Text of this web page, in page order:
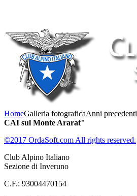
HomeGalleria fotograficaAnni precedenti
CAI sul Monte Ararat"
©2017 OrdaSoft.com All rights reserved.
Club Alpino Italiano
Sezione di Inveruno
C.F.: 93004470154